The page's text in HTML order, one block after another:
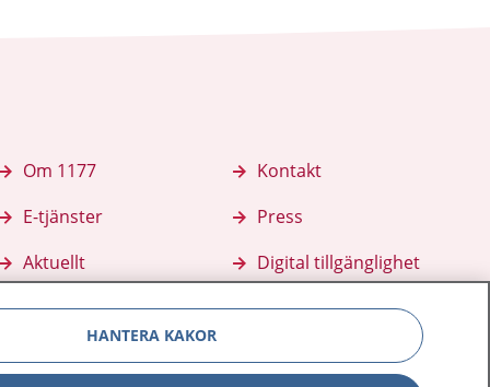
Om 1177
E-tjänster
Aktuellt
Kontakt
Press
Digital tillgänglighet
HANTERA KAKOR